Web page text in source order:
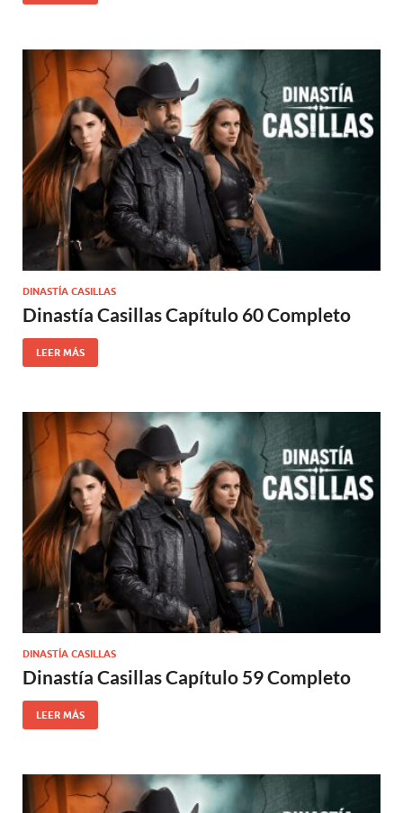
DINASTÍA CASILLAS
Dinastía Casillas Capítulo 60 Completo
LEER MÁS
DINASTÍA CASILLAS
Dinastía Casillas Capítulo 59 Completo
LEER MÁS